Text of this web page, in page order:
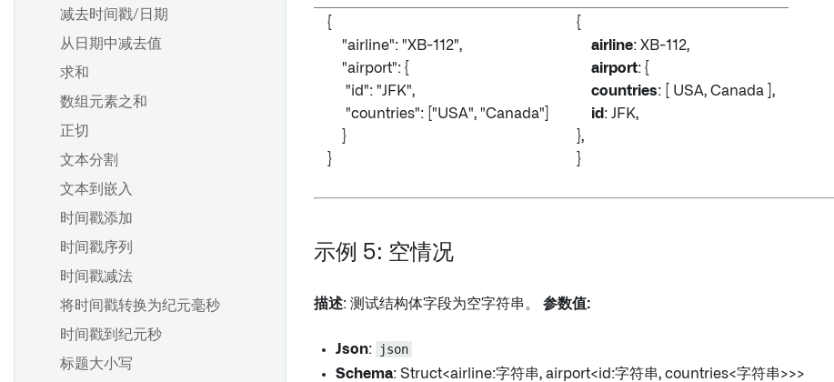
减去时间戳/日期
从日期中减去值
求和
数组元素之和
正切
文本分割
文本到嵌入
时间戳添加
时间戳序列
时间戳减法
将时间戳转换为纪元毫秒
时间戳到纪元秒
标题大小写
{
"airline": "XB-112",
"airport": {
"id": "JFK",
"countries": ["USA", "Canada"]
}
}
{
airline: XB-112,
airport: {
countries: [ USA, Canada ],
id : JFK,
},
}
示例 5: 空情况
描述: 测试结构体字段为空字符串。 参数值:
Json:
json
Schema: Struct<airline:字符串, airport<id:字符串, countries<字符串>>>